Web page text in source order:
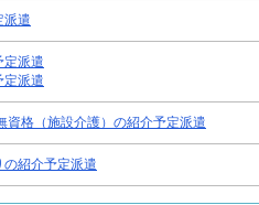
派遣
定派遣
定派遣
資格（施設介護）の紹介予定派遣
紹介予定派遣